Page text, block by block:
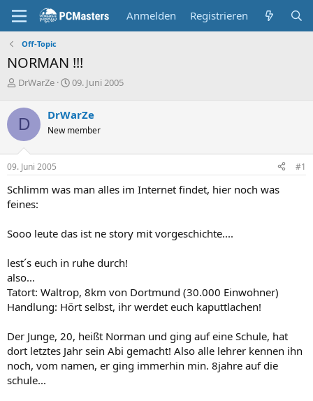
Anmelden Registrieren
Off-Topic
NORMAN !!!
E
s
t
e
l
l
e
DrWarZe
E
t
e
l
m
09. Juni 2005
D DrWarZe
New member
09. Juni 2005 #1
Schlimm was man alles im Internet findet, hier noch was
feines:
Sooo leute das ist ne story mit vorgeschichte....
lest´s euch in ruhe durch!
also...
Tatort: Waltrop, 8km von Dortmund (30.000 Einwohner)
Handlung: Hört selbst, ihr werdet euch kaputtlachen!
Der Junge, 20, heißt Norman und ging auf eine Schule, hat
dort letztes Jahr sein Abi gemacht! Also alle lehrer kennen ihn
noch, vom namen, er ging immerhin min. 8jahre auf die
schule...